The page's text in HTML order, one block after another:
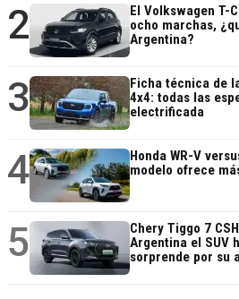
2
El Volkswagen T-
ocho marchas,
Argentina?
3
Ficha técnica de
4x4: todas las
electrificada
4
Honda WR-V
modelo ofrece
5
Chery Tiggo 7
Argentina el SUV
sorprende por su